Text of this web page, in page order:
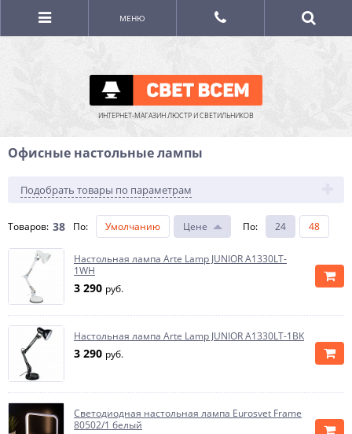
ИНТЕРНЕТ-МАГАЗИН ЛЮСТР И СВЕТИЛЬНИКОВ
МЕНЮ
Офисные настольные лампы
Подобрать товары по параметрам
Товаров: 38 По: Умолчанию Цене По: 24 48
Настольная лампа Arte Lamp JUNIOR A1330LT-
1WH
3 290 руб.
Настольная лампа Arte Lamp JUNIOR A1330LT-1BK
3 290 руб.
Светодиодная настольная лампа Eurosvet Frame
80502/1 белый